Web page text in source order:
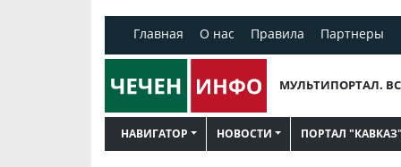
Главная О нас Правила Партнеры
МУЛЬТИПОРТАЛ.
НАВИГАТОР НОВОСТИ ПОРТАЛ "КАВКАЗ"